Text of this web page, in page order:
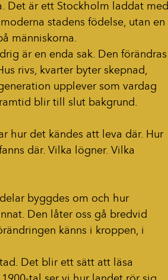
Det är ett Stockholm laddat med
stadens födelse, utan en
människorna.
är en enda sak. Den förändras
rivs, kvarter byter skepnad,
upplever som vardag
blir till slut bakgrund.
hur det kändes att leva där. Hur
där. Vilka lögner. Vilka
byggdes om och hur
Den låter oss gå bredvid
känns i kroppen, i
Det blir ett sätt att läsa